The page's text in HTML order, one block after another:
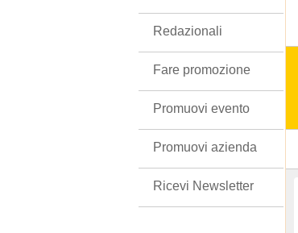
Redazionali
Fare promozione
Promuovi evento
Promuovi azienda
Ricevi Newsletter